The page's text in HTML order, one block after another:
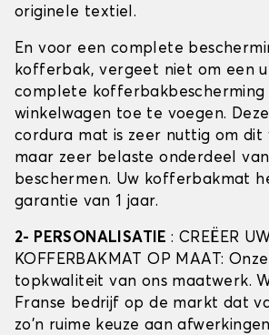
originele textiel.
En voor een complete
kofferbak, vergeet niet om een
complete kofferbakbescherming
winkelwagen toe te voegen.
cordura mat is zeer nuttig om dit
maar zeer belaste onderdeel
beschermen. Uw kofferbakmat
garantie van 1 jaar.
2- PERSONALISATIE: CREËER
KOFFERBAKMAT OP MAAT:
topkwaliteit van ons maatwerk.
Franse bedrijf op de markt dat
zo'n ruime keuze aan